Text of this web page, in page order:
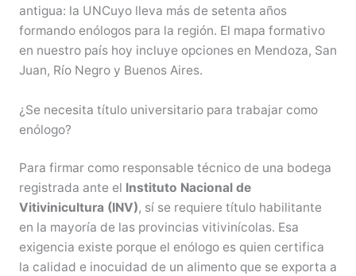
antigua: la UNCuyo lleva más de setenta años
formando enólogos para la región. El mapa formativo
en nuestro país hoy incluye opciones en Mendoza, San
Juan, Río Negro y Buenos Aires.
¿Se necesita título universitario para trabajar como
enólogo?
Para firmar como responsable técnico de una bodega
registrada ante el Instituto Nacional de
Vitivinicultura (INV), sí se requiere título habilitante
en la mayoría de las provincias vitivinícolas. Esa
exigencia existe porque el enólogo es quien certifica
la calidad e inocuidad de un alimento que se exporta a